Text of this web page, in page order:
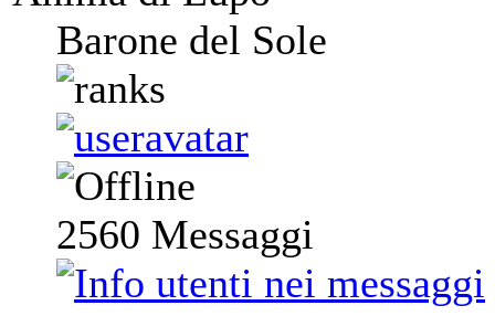
Barone del Sole
2560 Messaggi